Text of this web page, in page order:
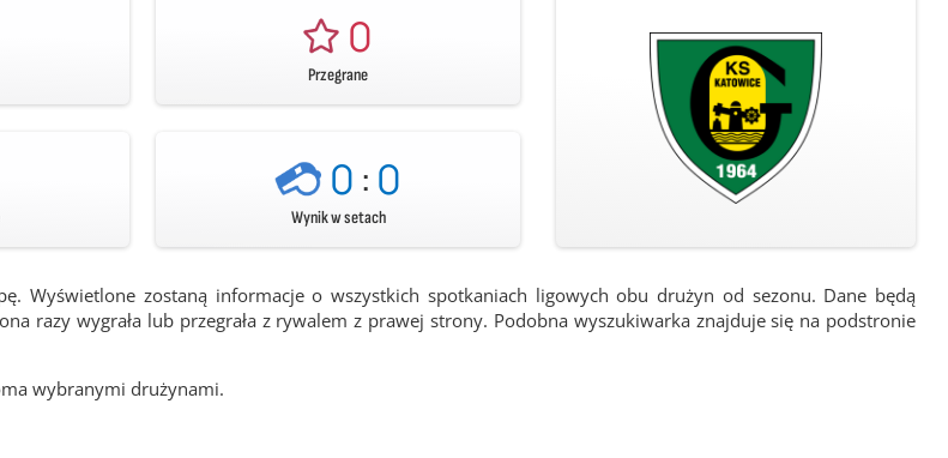
0
Przegrane
0:0
Wynik w setach
Wyświetlone zostaną informacje o wszystkich spotkaniach ligowych obu drużyn od sezonu. Dane będą
razy wygrała lub przegrała z rywalem z prawej strony. Podobna wyszukiwarka znajduje się na podstronie
wybranymi drużynami.